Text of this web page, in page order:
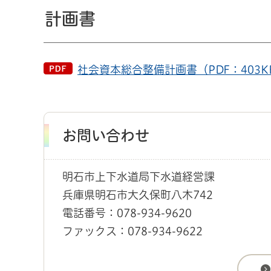
計画書
社会資本総合整備計画書（PDF：
お問い合わせ
明石市上下水道局下水道経営課
兵庫県明石市大久保町八木742
電話番号：078-934-9620
ファックス：078-934-9622